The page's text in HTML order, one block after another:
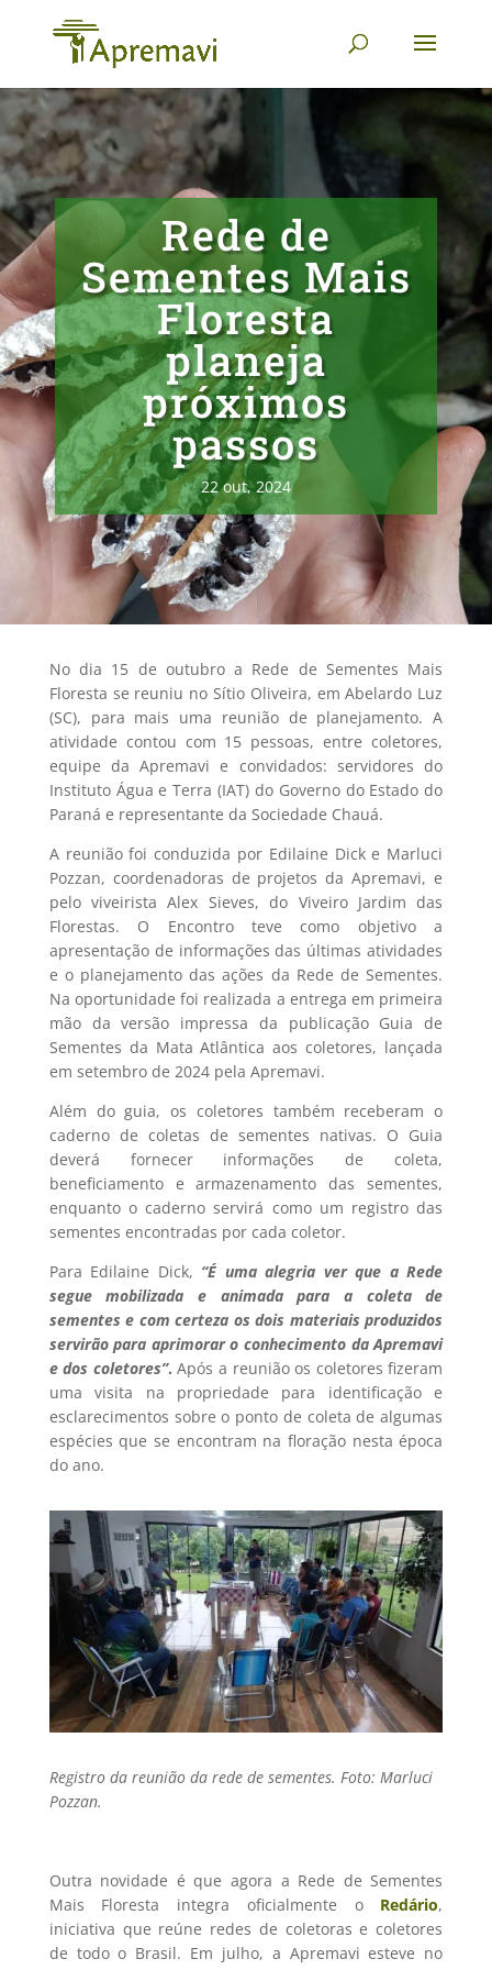
Rede de
Sementes Mais
Floresta
planeja
próximos
passos
22 out, 2024
No dia 15 de outubro a Rede de Sementes Mais
Floresta se reuniu no Sítio Oliveira, em Abelardo Luz
(SC), para mais uma reunião de planejamento. A
atividade contou com 15 pessoas, entre coletores,
equipe da Apremavi e convidados: servidores do
Instituto Água e Terra (IAT) do Governo do Estado do
Paraná e representante da Sociedade Chauá.
A reunião foi conduzida por Edilaine Dick e Marluci
Pozzan, coordenadoras de projetos da Apremavi, e
pelo viveirista Alex Sieves, do Viveiro Jardim das
Florestas. O Encontro teve como objetivo a
apresentação de informações das últimas atividades
e o planejamento das ações da Rede de Sementes.
Na oportunidade foi realizada a entrega em primeira
mão da versão impressa da publicação Guia de
Sementes da Mata Atlântica aos coletores, lançada
em setembro de 2024 pela Apremavi.
Além do guia, os coletores também receberam o
caderno de coletas de sementes nativas. O Guia
deverá fornecer informações de coleta,
beneficiamento e armazenamento das sementes,
enquanto o caderno servirá como um registro das
sementes encontradas por cada coletor.
Para Edilaine Dick, “É uma alegria ver que a Rede
segue mobilizada e animada para a coleta de
sementes e com certeza os dois materiais produzidos
servirão para aprimorar o conhecimento da Apremavi
e dos coletores”. Após a reunião os coletores fizeram
uma visita na propriedade para identificação e
esclarecimentos sobre o ponto de coleta de algumas
espécies que se encontram na floração nesta época
do ano.
Registro da reunião da rede de sementes. Foto: Marluci
Pozzan.
Outra novidade é que agora a Rede de Sementes
Mais Floresta integra oficialmente o Redário,
iniciativa que reúne redes de coletoras e coletores
de todo o Brasil. Em julho, a Apremavi esteve no